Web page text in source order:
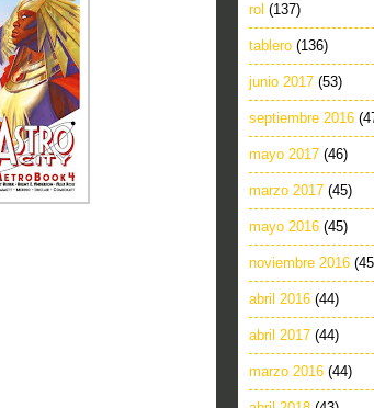
rol (137)
tablero (136)
junio 2017 (53)
septiembre 2016
mayo 2017 (46)
marzo 2017 (45)
mayo 2016 (45)
noviembre 2016
abril 2016 (44)
abril 2017 (44)
marzo 2016 (44)